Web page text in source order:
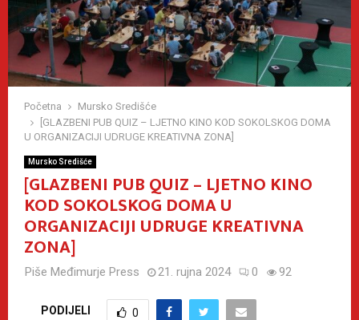
Početna
Mursko Središće
[GLAZBENI PUB QUIZ – LJETNO KINO KOD SOKOLSKOG DOMA
U ORGANIZACIJI UDRUGE KREATIVNA ZONA]
Mursko Središće
[GLAZBENI PUB QUIZ – LJETNO KINO
KOD SOKOLSKOG DOMA U
ORGANIZACIJI UDRUGE KREATIVNA
ZONA]
Piše Međimurje Press 21. rujna 2024 0 92
PODIJELI 0